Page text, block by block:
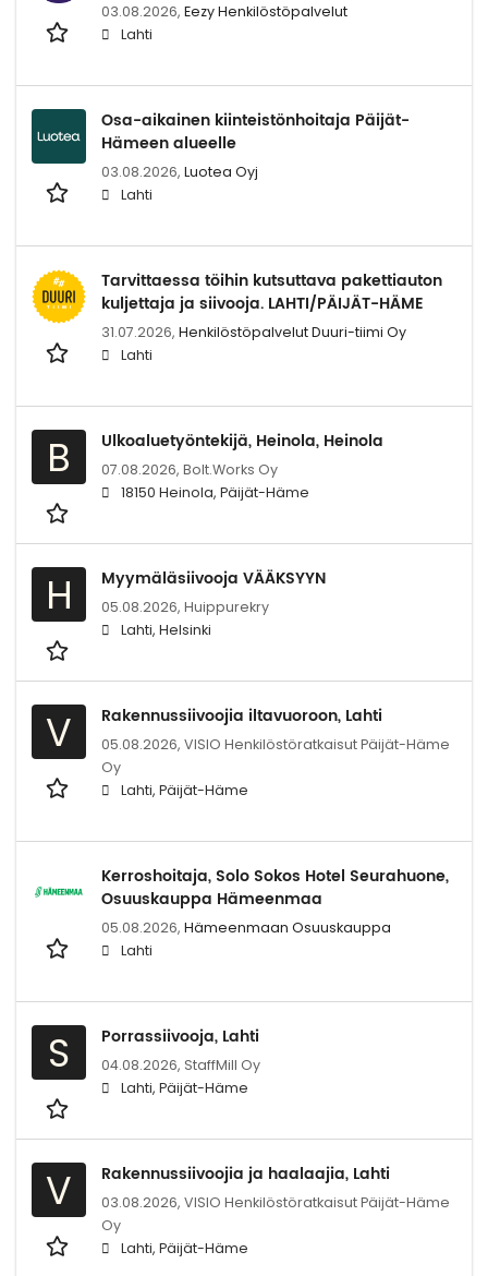
03.08.2026, Eezy Henkilöstöpalvelut
Lahti
Osa-aikainen kiinteistönhoitaja Päijät-
Hämeen alueelle
03.08.2026, Luotea Oyj
Lahti
Tarvittaessa töihin kutsuttava pakettiauton
kuljettaja ja siivooja. LAHTI/PÄIJÄT-HÄME
31.07.2026, Henkilöstöpalvelut Duuri-tiimi Oy
Lahti
B Ulkoaluetyöntekijä, Heinola, Heinola
07.08.2026, Bolt.Works Oy
18150 Heinola, Päijät-Häme
H Myymäläsiivooja VÄÄKSYYN
05.08.2026, Huippurekry
Lahti, Helsinki
V Rakennussiivoojia iltavuoroon, Lahti
05.08.2026, VISIO Henkilöstöratkaisut Päijät-Häme
Oy
Lahti, Päijät-Häme
Kerroshoitaja, Solo Sokos Hotel Seurahuone,
Osuuskauppa Hämeenmaa
05.08.2026, Hämeenmaan Osuuskauppa
Lahti
S Porrassiivooja, Lahti
04.08.2026, StaffMill Oy
Lahti, Päijät-Häme
V Rakennussiivoojia ja haalaajia, Lahti
03.08.2026, VISIO Henkilöstöratkaisut Päijät-Häme
Oy
Lahti, Päijät-Häme